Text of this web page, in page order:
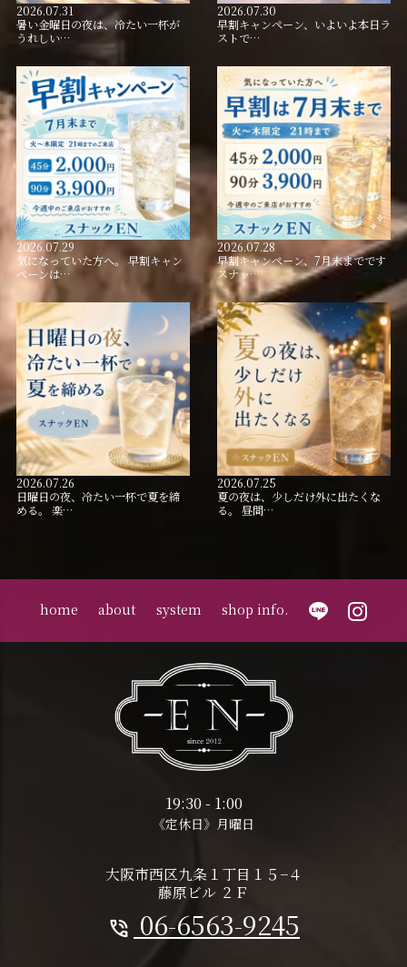
2026.07.31
暑い金曜日の夜は、冷たい一杯が
うれしい…
2026.07.30
早割キャンペーン、いよいよ本日ラ
ストで…
2026.07.29
気になっていた方へ。 早割キャン
ペーンは…
2026.07.28
早割キャンペーン、7月末までです
スナッ…
2026.07.26
日曜日の夜、冷たい一杯で夏を締
める。 楽…
2026.07.25
夏の夜は、少しだけ外に出たくな
る。 昼間…
home about system shop info.
19:30 - 1:00
《定休日》月曜日
大阪市西区九条１丁目１５−４
藤原ビル ２Ｆ
phone_in_talk 06-6563-9245